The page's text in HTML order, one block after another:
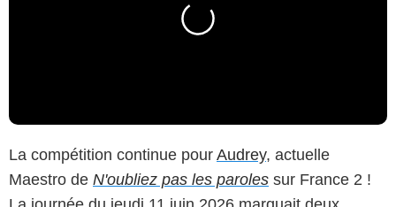
La compétition continue pour Audrey, actuelle
Maestro de N'oubliez pas les paroles sur France 2 !